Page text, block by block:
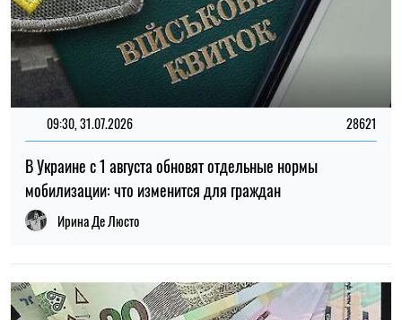
09:30, 31.07.2026 28621
В Украине с 1 августа обновят отдельные нормы
мобилизации: что изменится для граждан
Ирина Де Люсто